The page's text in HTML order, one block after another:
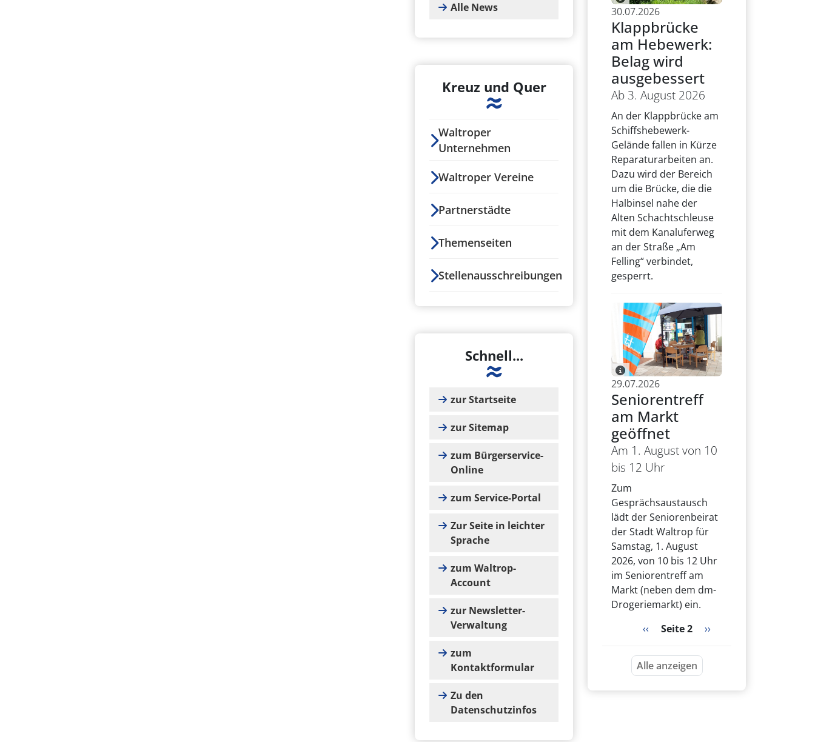
Alle News
Kreuz und Quer
Waltroper
Unternehmen
Waltroper Vereine
Partnerstädte
Themenseiten
Stellenausschreibungen
Schnell...
zur Startseite
zur Sitemap
zum Bürgerservice-
Online
zum Service-Portal
Zur Seite in leichter
Sprache
zum Waltrop-
Account
zur Newsletter-
Verwaltung
zum
Kontaktformular
Zu den
Datenschutzinfos
30.07.2026
Klappbrücke
am Hebewerk:
Belag wird
ausgebessert
Ab 3. August 2026
An der Klappbrücke am
Schiffshebewerk-
Gelände fallen in Kürze
Reparaturarbeiten an.
Dazu wird der Bereich
um die Brücke, die die
Halbinsel nahe der
Alten Schachtschleuse
mit dem Kanaluferweg
an der Straße „Am
Felling“ verbindet,
gesperrt.
29.07.2026
Seniorentreff
am Markt
geöffnet
Am 1. August von 10
bis 12 Uhr
Zum
Gesprächsaustausch
lädt der Seniorenbeirat
der Stadt Waltrop für
Samstag, 1. August
2026, von 10 bis 12 Uhr
im Seniorentreff am
Markt (neben dem dm-
Drogeriemarkt) ein.
Seitennummerierung
Vorherige Seite
‹‹ Seite 2 Nächste Seite
››
Alle anzeigen